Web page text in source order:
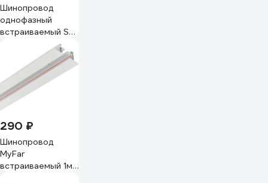
Шинопровод
однофазный
встраиваемый ST
LUCE Белый, жилы
ST012.519.01
290 ₽
Шинопровод
MyFar
встраиваемый 1м